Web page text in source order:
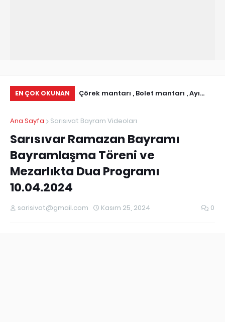
EN ÇOK OKUNAN
İletişim Bilgileri I
Çörek mantarı , Bolet mantarı , Ayı
Edulis
Ana Sayfa
Sarısıvat Bayram Videoları
Sarısıvar Ramazan Bayramı
Bayramlaşma Töreni ve
Mezarlıkta Dua Programı
10.04.2024
sarisivat@gmail.com Kasım 25, 2024 0